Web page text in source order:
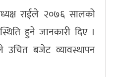
राईले २०७६ सालको
हुने जानकारी दिए ।
उचित बजेट व्यावस्थापन